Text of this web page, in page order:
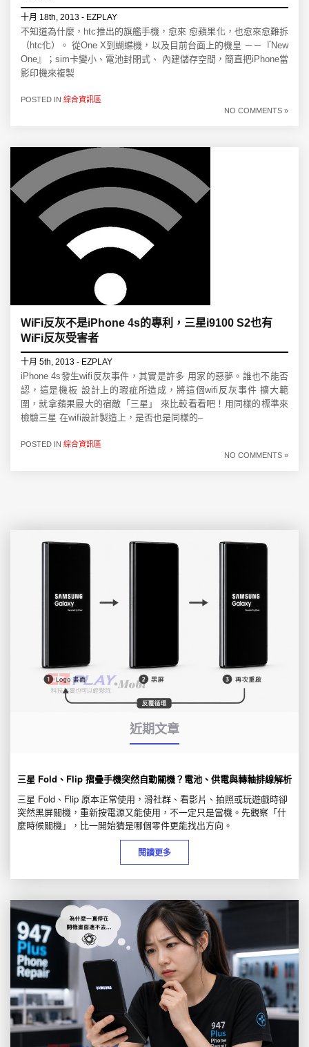
十月 18th, 2013 - EZPLAY
不知道為什麼，htc推出的旗艦手機，愈來 愈蘋果化，也愈來愈難拆
（htc化）。 從One X到蝴蝶機，以及目前台面上的機皇 －－『New
One』；sim卡變小、電池封閉式、 內建儲存空間，簡直把iPhone當
影印機來複製
POSTED IN 綜合資訊區
NO COMMENTS »
WiFi反灰不是iPhone 4s的專利，三星i9100 S2也有
WiFi反灰受害者
十月 5th, 2013 - EZPLAY
iPhone 4s發生wifi反灰事件，其實是許多 用家的惡夢。誰也不能否
認，這是機板 設計上的瑕疵所造成，將這個wifi反灰事件 擴大範
圍，就拿蘋果最大的宿敵「三星」 來比較看看吧！用同樣的標準來
檢驗三星 在wifi設計製造上，是否也是同樣的–
POSTED IN 綜合資訊區
NO COMMENTS »
近期文章
三星 Fold、Flip 摺疊手機突然自動關機？電池、供電與轉軸排線解析
三星 Fold、Flip 原本正常使用，滑社群、看影片、拍照或玩遊戲時卻
突然黑屏關機，重新按電源又能使用，不一定只是當機。先觀察「什
麼時候關機」，比一開始猜是哪個零件更能找出方向。
閱讀更多